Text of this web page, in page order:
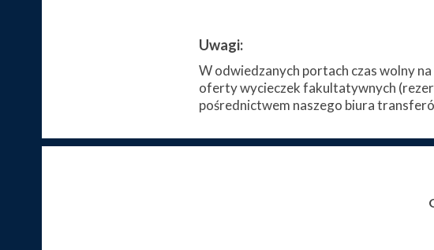
Uwagi:
W odwiedzanych portach czas wolny
oferty wycieczek fakultatywnych
pośrednictwem naszego biura